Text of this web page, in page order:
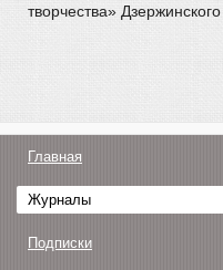
творчества»
Главная
Журналы
Подписки